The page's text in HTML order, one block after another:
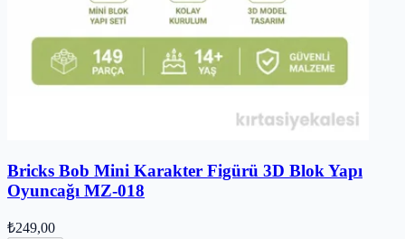
Bricks Bob Mini Karakter Figürü 3D Blok Yapı
Oyuncağı MZ-018
₺249,00